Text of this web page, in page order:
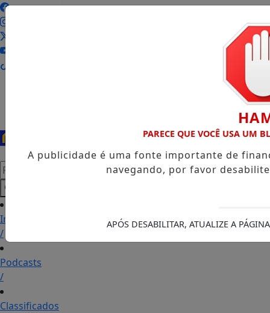
Pesquisar Notícia
Início
/
Podcasts
/
Classificados
PARECE QUE VOCÊ USA UM
A publicidade é uma fonte importante de
navegando, por favor
APÓS DESABILITAR, ATUALIZE A